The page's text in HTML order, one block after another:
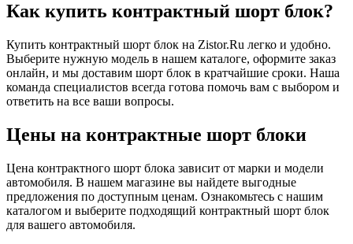
Как купить контрактный шорт блок?
Купить контрактный шорт блок на Zistor.Ru легко и удобно.
Выберите нужную модель в нашем каталоге, оформите заказ
онлайн, и мы доставим шорт блок в кратчайшие сроки. Наша
команда специалистов всегда готова помочь вам с выбором и
ответить на все ваши вопросы.
Цены на контрактные шорт блоки
Цена контрактного шорт блока зависит от марки и модели
автомобиля. В нашем магазине вы найдете выгодные
предложения по доступным ценам. Ознакомьтесь с нашим
каталогом и выберите подходящий контрактный шорт блок
для вашего автомобиля.